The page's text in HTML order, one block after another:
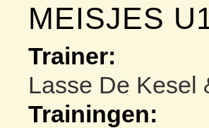
MEISJES
Trainer:
Lasse De Kesel
Trainingen: